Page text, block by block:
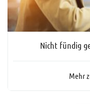
Nicht fündig
Mehr